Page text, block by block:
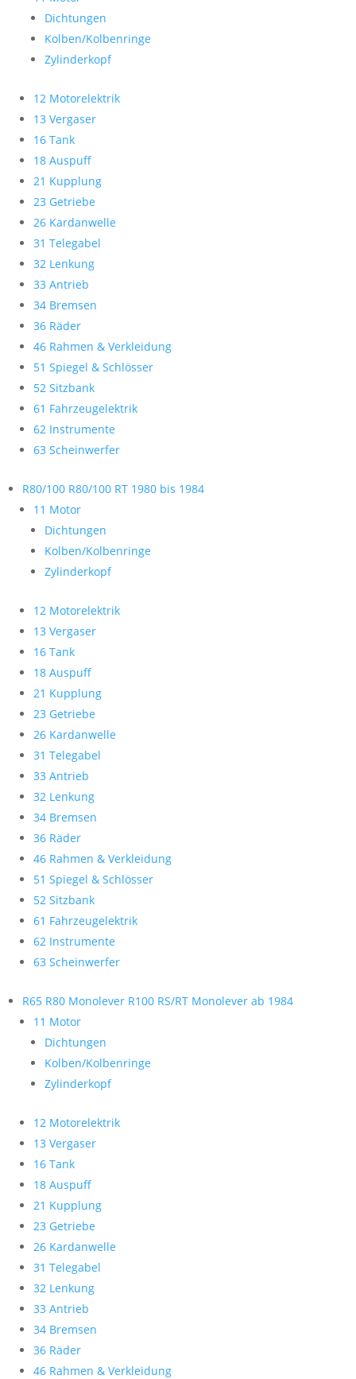
Dichtungen
Kolben/Kolbenringe
Zylinderkopf
12 Motorelektrik
13 Vergaser
16 Tank
18 Auspuff
21 Kupplung
23 Getriebe
26 Kardanwelle
31 Telegabel
32 Lenkung
33 Antrieb
34 Bremsen
36 Räder
46 Rahmen & Verkleidung
51 Spiegel & Schlösser
52 Sitzbank
61 Fahrzeugelektrik
62 Instrumente
63 Scheinwerfer
R80/100 R80/100 RT 1980 bis 1984
11 Motor
Dichtungen
Kolben/Kolbenringe
Zylinderkopf
12 Motorelektrik
13 Vergaser
16 Tank
18 Auspuff
21 Kupplung
23 Getriebe
26 Kardanwelle
31 Telegabel
33 Antrieb
32 Lenkung
34 Bremsen
36 Räder
46 Rahmen & Verkleidung
51 Spiegel & Schlösser
52 Sitzbank
61 Fahrzeugelektrik
62 Instrumente
63 Scheinwerfer
R65 R80 Monolever R100 RS/RT Monolever ab 1984
11 Motor
Dichtungen
Kolben/Kolbenringe
Zylinderkopf
12 Motorelektrik
13 Vergaser
16 Tank
18 Auspuff
21 Kupplung
23 Getriebe
26 Kardanwelle
31 Telegabel
32 Lenkung
33 Antrieb
34 Bremsen
36 Räder
46 Rahmen & Verkleidung